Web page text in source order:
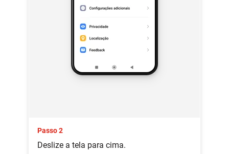
Passo 2
Deslize a tela para cima.